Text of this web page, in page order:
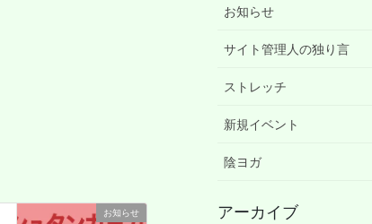
お知らせ
お知らせ
サイト管理人の独り言
ストレッチ
新規イベント
陰ヨガ
アーカイブ